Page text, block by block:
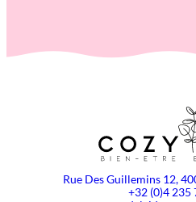
Rue Des Guillemins 12,
+32 (0)4 235